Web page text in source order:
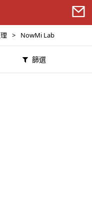
> NowMi Lab
篩選